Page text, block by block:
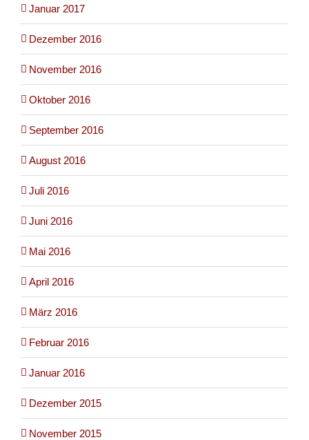
Januar 2017
Dezember 2016
November 2016
Oktober 2016
September 2016
August 2016
Juli 2016
Juni 2016
Mai 2016
April 2016
März 2016
Februar 2016
Januar 2016
Dezember 2015
November 2015